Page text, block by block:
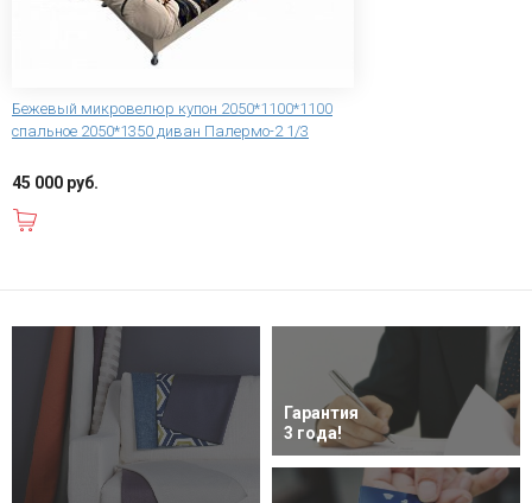
Бежевый микровелюр купон 2050*1100*1100
спальное 2050*1350 диван Палермо-2 1/3
45 000 руб.
Гарантия
3 года!